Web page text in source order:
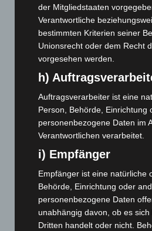
Juni 2026(139)
Mai 2026 (99)
April 2026(99)
März 2026(115)
Februar 2026(109)
Januar 2026(122)
Dezember 2025(103)
November 2025(114)
Oktober 2025(112)
September 2025 (93)
August 2025(90)
Juli 2025(90)
Juni 2025
(103)
der Mitgliedstaaten
Verantwortliche
bestimmten Kriterien seiner
Unionsrecht oder dem Recht
vorgesehen werden.
h)
Auftragsverarbeiter ist eine
Person, Behörde, Einrichtung
personenbezogene Daten im
Verantwortlichen verarbeitet.
i) Empfänger
Empfänger ist eine natürliche
Behörde, Einrichtung oder
personenbezogene Daten
unabhängig davon, ob es
Dritten handelt oder nicht.